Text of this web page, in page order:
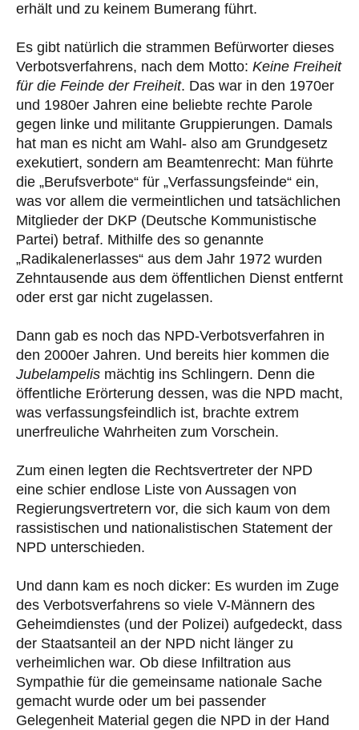
erhält und zu keinem Bumerang führt.
Es gibt natürlich die strammen Befürworter dieses
Verbotsverfahrens, nach dem Motto: Keine Freiheit
für die Feinde der Freiheit. Das war in den 1970er
und 1980er Jahren eine beliebte rechte Parole
gegen linke und militante Gruppierungen. Damals
hat man es nicht am Wahl- also am Grundgesetz
exekutiert, sondern am Beamtenrecht: Man führte
die „Berufsverbote“ für „Verfassungsfeinde“ ein,
was vor allem die vermeintlichen und tatsächlichen
Mitglieder der DKP (Deutsche Kommunistische
Partei) betraf. Mithilfe des so genannte
„Radikalenerlasses“ aus dem Jahr 1972 wurden
Zehntausende aus dem öffentlichen Dienst entfernt
oder erst gar nicht zugelassen.
Dann gab es noch das NPD-Verbotsverfahren in
den 2000er Jahren. Und bereits hier kommen die
Jubelampelis mächtig ins Schlingern. Denn die
öffentliche Erörterung dessen, was die NPD macht,
was verfassungsfeindlich ist, brachte extrem
unerfreuliche Wahrheiten zum Vorschein.
Zum einen legten die Rechtsvertreter der NPD
eine schier endlose Liste von Aussagen von
Regierungsvertretern vor, die sich kaum von dem
rassistischen und nationalistischen Statement der
NPD unterschieden.
Und dann kam es noch dicker: Es wurden im Zuge
des Verbotsverfahrens so viele V-Männern des
Geheimdienstes (und der Polizei) aufgedeckt, dass
der Staatsanteil an der NPD nicht länger zu
verheimlichen war. Ob diese Infiltration aus
Sympathie für die gemeinsame nationale Sache
gemacht wurde oder um bei passender
Gelegenheit Material gegen die NPD in der Hand